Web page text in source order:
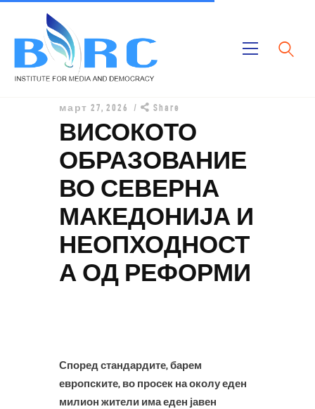
Публикации
Проекти
За Нас
март 27, 2026 Share
ВИСОКОТО
ОБРАЗОВАНИЕ
ВО СЕВЕРНА
МАКЕДОНИЈА И
НЕОПХОДНОСТ
А ОД РЕФОРМИ
Според стандардите, барем
европските, во просек на околу еден
милион жители има еден јавен